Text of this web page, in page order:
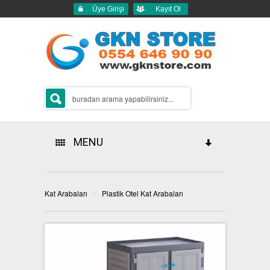
Üye Girişi Kayıt Ol
MENU
GERİ DÖNÜŞÜM ÇÖP KUTULARI
2Lİ GERİ DÖNÜŞÜM KUTULARI
SIFIR ATIK KUTULARI
Kat Arabaları › Plastik Otel Kat Arabaları